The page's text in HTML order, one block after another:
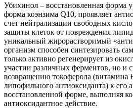
Убихинол – восстановленная форма
форма коэнзима Q10, проявляет
счет нейтрализации свободных
защиты клеток от повреждения
уникальный жирорастворимый
организм способен синтезировать
только активно регенерирует из
участии различных ферментов, но и
возвращению токоферола (витамина
липофильного антиоксиданта) к его
восстановленной форме, выполняя
антиоксидантное действие.